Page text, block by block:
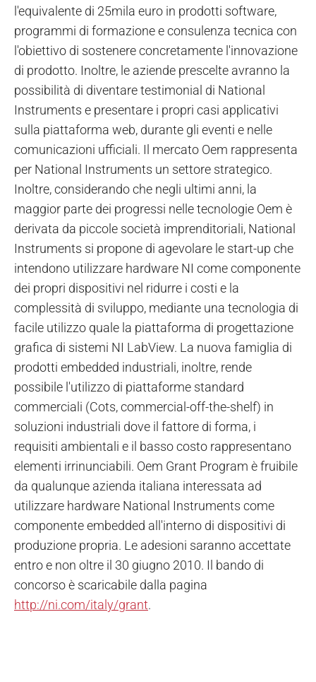
l'equivalente di 25mila euro in prodotti software,
programmi di formazione e consulenza tecnica con
l'obiettivo di sostenere concretamente l'innovazione
di prodotto. Inoltre, le aziende prescelte avranno la
possibilità di diventare testimonial di National
Instruments e presentare i propri casi applicativi
sulla piattaforma web, durante gli eventi e nelle
comunicazioni ufficiali. Il mercato Oem rappresenta
per National Instruments un settore strategico.
Inoltre, considerando che negli ultimi anni, la
maggior parte dei progressi nelle tecnologie Oem è
derivata da piccole società imprenditoriali, National
Instruments si propone di agevolare le start-up che
intendono utilizzare hardware NI come componente
dei propri dispositivi nel ridurre i costi e la
complessità di sviluppo, mediante una tecnologia di
facile utilizzo quale la piattaforma di progettazione
grafica di sistemi NI LabView. La nuova famiglia di
prodotti embedded industriali, inoltre, rende
possibile l'utilizzo di piattaforme standard
commerciali (Cots, commercial-off-the-shelf) in
soluzioni industriali dove il fattore di forma, i
requisiti ambientali e il basso costo rappresentano
elementi irrinunciabili. Oem Grant Program è fruibile
da qualunque azienda italiana interessata ad
utilizzare hardware National Instruments come
componente embedded all'interno di dispositivi di
produzione propria. Le adesioni saranno accettate
entro e non oltre il 30 giugno 2010. Il bando di
concorso è scaricabile dalla pagina
http://ni.com/italy/grant.